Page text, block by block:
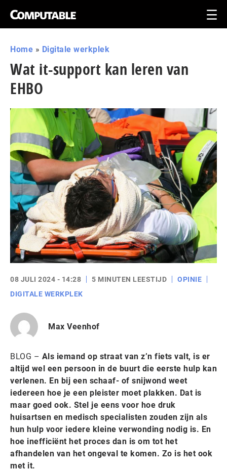
Home » Digitale werkplek
Wat it-support kan leren van
EHBO
08 JULI 2024 - 14:28 5 MINUTEN LEESTIJD
OPINIE
DIGITALE WERKPLEK
Max Veenhof
BLOG – Als iemand op straat van z’n fiets valt, is er
altijd wel een persoon in de buurt die eerste hulp kan
verlenen. En bij een schaaf- of snijwond weet
iedereen hoe je een pleister moet plakken. Dat is
maar goed ook. Stel je eens voor hoe druk
huisartsen en medisch specialisten zouden zijn als
hun hulp voor iedere kleine verwonding nodig is. En
hoe inefficiënt het proces dan is om tot het
afhandelen van het ongeval te komen. Zo is het ook
met it.